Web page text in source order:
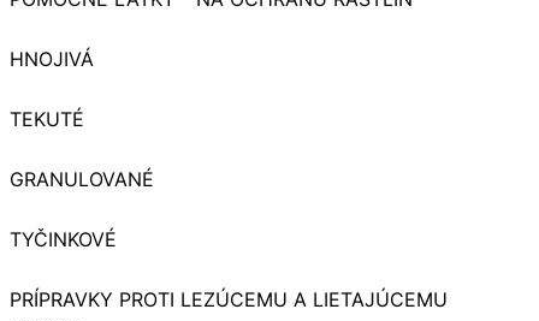
HNOJIVÁ
TEKUTÉ
GRANULOVANÉ
TYČINKOVÉ
PRÍPRAVKY PROTI LEZÚCEMU A LIETAJÚCEMU